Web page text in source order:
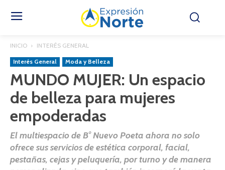
INICIO INTERÉS GENERAL
Interés General Moda y Belleza
MUNDO MUJER: Un espacio
de belleza para mujeres
empoderadas
El multiespacio de B° Nuevo Poeta ahora no solo
ofrece sus servicios de estética corporal, facial,
pestañas, cejas y peluquería, por turno y de manera